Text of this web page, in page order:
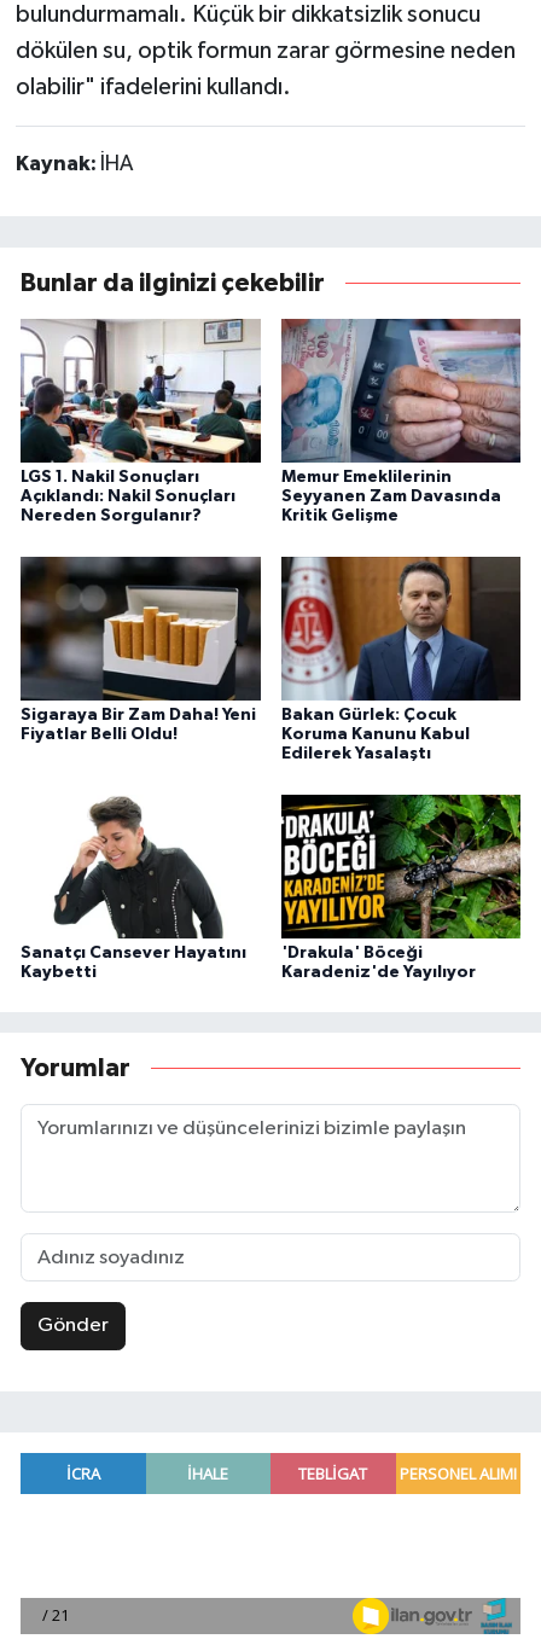
bulundurmamalı. Küçük bir dikkatsizlik sonucu
dökülen su, optik formun zarar görmesine neden
olabilir" ifadelerini kullandı.
Kaynak: İHA
Bunlar da ilginizi çekebilir
LGS 1. Nakil Sonuçları
Açıklandı: Nakil Sonuçları
Nereden Sorgulanır?
Memur Emeklilerinin
Seyyanen Zam Davasında
Kritik Gelişme
Sigaraya Bir Zam Daha! Yeni
Fiyatlar Belli Oldu!
Bakan Gürlek: Çocuk
Koruma Kanunu Kabul
Edilerek Yasalaştı
Sanatçı Cansever Hayatını
Kaybetti
'Drakula' Böceği
Karadeniz'de Yayılıyor
Yorumlar
Gönder